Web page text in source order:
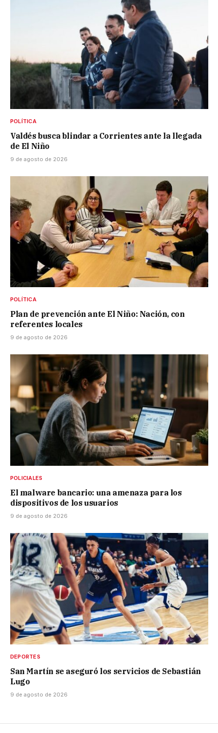
POLÍTICA
Valdés busca blindar a Corrientes ante la llegada
de El Niño
9 de agosto de 2026
POLÍTICA
Plan de prevención ante El Niño: Nación, con
referentes locales
9 de agosto de 2026
POLICIALES
El malware bancario: una amenaza para los
dispositivos de los usuarios
9 de agosto de 2026
DEPORTES
San Martín se aseguró los servicios de Sebastián
Lugo
9 de agosto de 2026